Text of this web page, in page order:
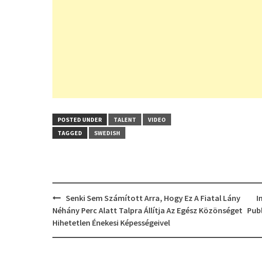
POSTED UNDER TALENT
VIDEO
TAGGED
SWEDISH
Post
navigation
Senki Sem Számított Arra, Hogy Ez A Fiatal Lány
Néhány Perc Alatt Talpra Állítja Az Egész Közönséget
Hihetetlen Énekesi Képességeivel